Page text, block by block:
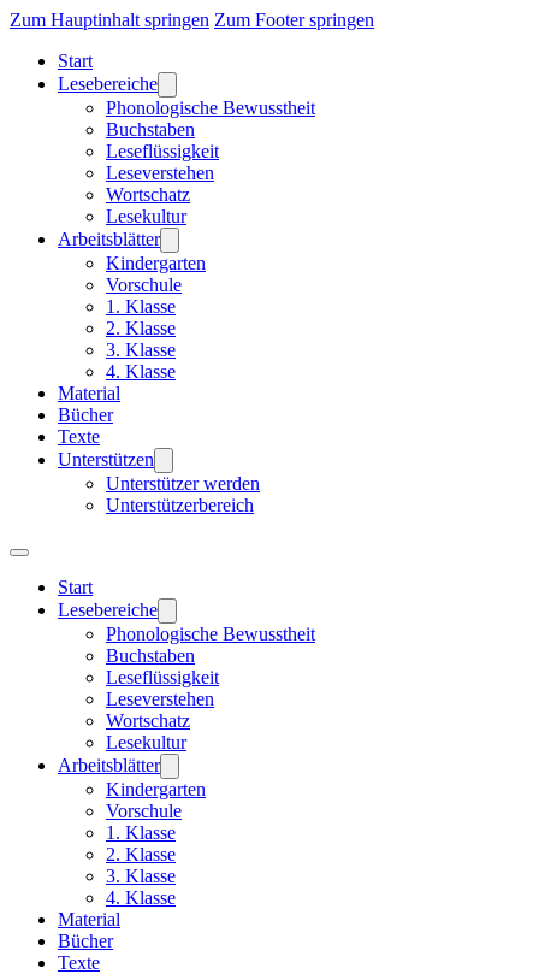
Zum Hauptinhalt springen Zum Footer springen
Start
Lesebereiche
Phonologische Bewusstheit
Buchstaben
Leseflüssigkeit
Leseverstehen
Wortschatz
Lesekultur
Arbeitsblätter
Kindergarten
Vorschule
1. Klasse
2. Klasse
3. Klasse
4. Klasse
Material
Bücher
Texte
Unterstützen
Unterstützer werden
Unterstützerbereich
Start
Lesebereiche
Phonologische Bewusstheit
Buchstaben
Leseflüssigkeit
Leseverstehen
Wortschatz
Lesekultur
Arbeitsblätter
Kindergarten
Vorschule
1. Klasse
2. Klasse
3. Klasse
4. Klasse
Material
Bücher
Texte